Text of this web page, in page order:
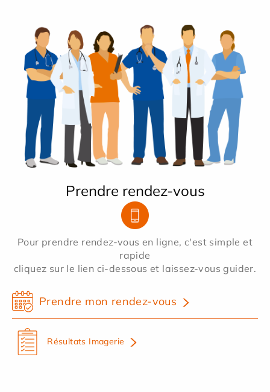
Prendre rendez-vous
Pour prendre rendez-vous en ligne, c'est simple et
rapide
cliquez sur le lien ci-dessous et laissez-vous guider.
Prendre mon rendez-vous
Résultats Imagerie